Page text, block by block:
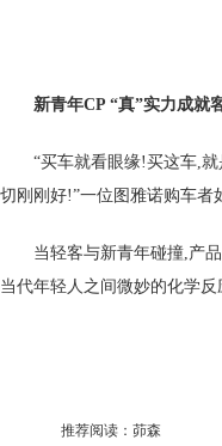
新青年CP “真”实力成就
“买车就看眼缘!买这车,
切刚刚好!”一位图雅诺购车者
当轻客与新青年碰撞,产
当代年轻人之间微妙的化学
推荐阅读： 茆森